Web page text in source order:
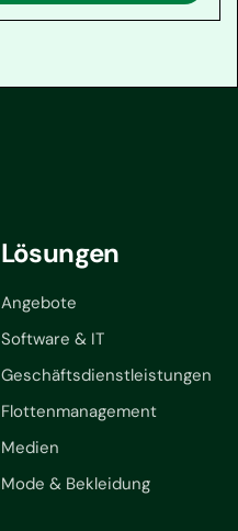
Lösungen
Angebote
Software & IT
Geschäftsdienstleistungen
Flottenmanagement
Medien
Mode & Bekleidung